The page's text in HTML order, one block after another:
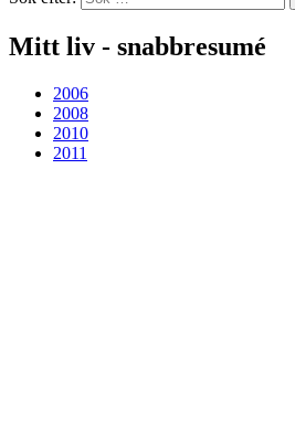
Mitt liv - snabbresumé
2006
2008
2010
2011